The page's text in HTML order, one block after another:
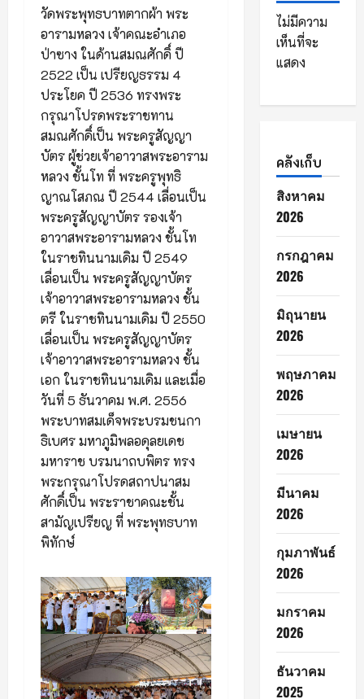
วัดพระพุทธบาทตากผ้า พระ
อารามหลวง เจ้าคณะอำเภอ
ป่าซาง ในด้านสมณศักดิ์ ปี
2522 เป็น เปรียญธรรม 4
ประโยค ปี 2536 ทรงพระ
กรุณาโปรดพระราชทาน
สมณศักดิ์เป็น พระครูสัญญา
บัตร ผู้ช่วยเจ้าอาวาสพระอาราม
หลวง ชั้นโท ที่ พระครูพุทธิ
ญาณโสภณ ปี 2544 เลื่อนเป็น
พระครูสัญญาบัตร รองเจ้า
อาวาสพระอารามหลวง ชั้นโท
ในราชทินนามเดิม ปี 2549
เลื่อนเป็น พระครูสัญญาบัตร
เจ้าอาวาสพระอารามหลวง ชั้น
ตรี ในราชทินนามเดิม ปี 2550
เลื่อนเป็น พระครูสัญญาบัตร
เจ้าอาวาสพระอารามหลวง ชั้น
เอก ในราชทินนามเดิม และเมื่อ
วันที่ 5 ธันวาคม พ.ศ. 2556
พระบาทสมเด็จพระบรมชนกา
ธิเบศร มหาภูมิพลอดุลยเดช
มหาราช บรมนาถบพิตร ทรง
พระกรุณาโปรดสถาปนาสม
ศักดิ์เป็น พระราชาคณะชั้น
สามัญเปรียญ ที่ พระพุทธบาท
พิทักษ์
ไม่มีความ
เห็นที่จะ
แสดง
คลังเก็บ
สิงหาคม
2026
กรกฎาคม
2026
มิถุนายน
2026
พฤษภาคม
2026
เมษายน
2026
มีนาคม
2026
กุมภาพันธ์
2026
มกราคม
2026
ธันวาคม
2025